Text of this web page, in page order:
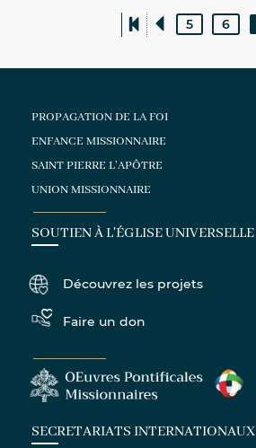
5 6
PROPAGATION DE LA FOI
ENFANCE MISSIONNAIRE
SAINT PIERRE L'APÔTRE
UNION MISSIONNAIRE
SOUTIEN À L'ÉGLISE UNIVERSELLE
Découvrez les projets
Faire un don
SECRETARIATS INTERNATIONAUX